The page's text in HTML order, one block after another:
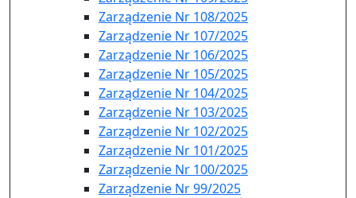
Zarządzenie Nr 108/2025
Zarządzenie Nr 107/2025
Zarządzenie Nr 106/2025
Zarządzenie Nr 105/2025
Zarządzenie Nr 104/2025
Zarządzenie Nr 103/2025
Zarządzenie Nr 102/2025
Zarządzenie Nr 101/2025
Zarządzenie Nr 100/2025
Zarządzenie Nr 99/2025